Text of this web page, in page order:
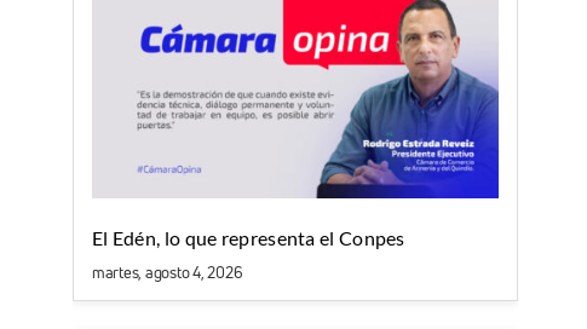
El Edén, lo que representa el Conpes
martes, agosto 4, 2026